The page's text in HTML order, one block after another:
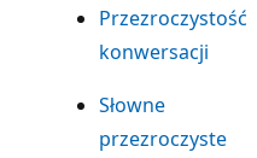
Przezroczystość
konwersacji
Słowne
przezroczyste